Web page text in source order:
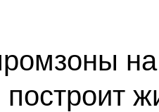
построит